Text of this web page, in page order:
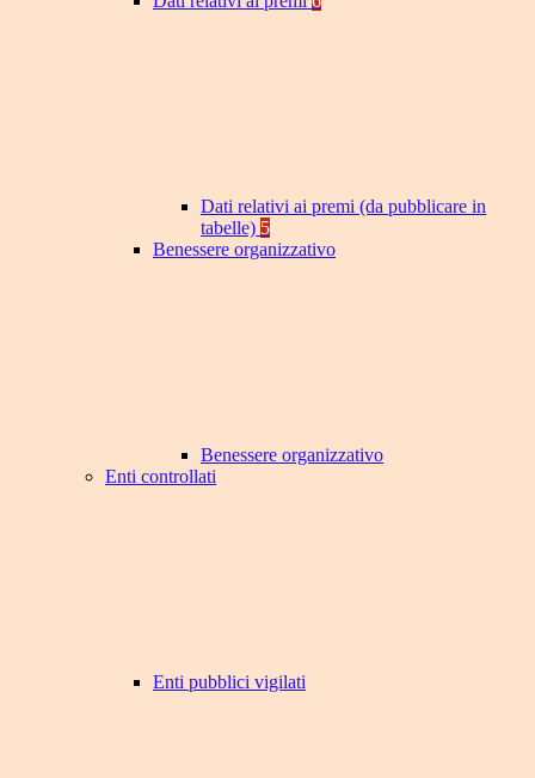
Dati relativi ai premi (da pubblicare in
tabelle) 5
Benessere organizzativo
Benessere organizzativo
Enti controllati
Enti pubblici vigilati